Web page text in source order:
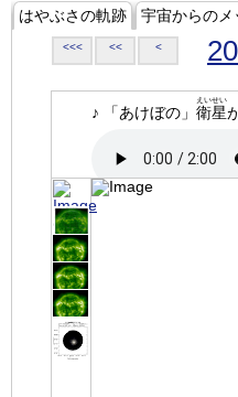
はやぶさの軌跡 宇宙からのメ
<<< << <
♪ 「あけぼの」 衛星
えいせい